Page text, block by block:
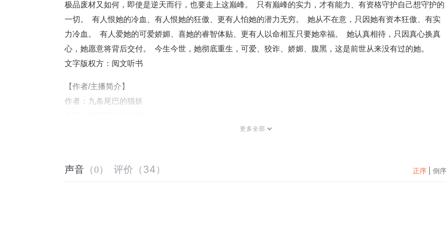
极品废材又如何，即使是逆天而行，也要走上这巅峰。  只有巅峰的实力，才有能力、有资格守护自己想守护的
一切。  有人恨她的冷血、有人恨她的狂傲、更有人怕她的潜力无穷。  她从不在意，只因她有资本狂傲、有实
力冷血。  有人爱她的可爱娇媚、喜她的睿智体贴、更有人以命相互只要她幸福。  她认真相待，只因真心换真
心，她愿意将背后交付。  今生今世，她彻底重生，可爱、狡诈、娇媚、腹黑，这是前世从来没有过的她。
文字版权方：阅文听书
【作者/主播简介】
作者：九条尾巴的猫妖
2、版权归原作者所有，严禁翻录成任何形式，严禁在任何第三方平台传播，违者将追究其法律责任。
更多全部
声音 （0） 评价 （34） 正序 倒序